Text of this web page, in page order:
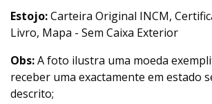
Estojo:Carteira Original INCM,
Livro, Mapa - Sem Caixa Exterior
Obs:A foto ilustra uma moeda
receber uma exactamente em estado
descrito;